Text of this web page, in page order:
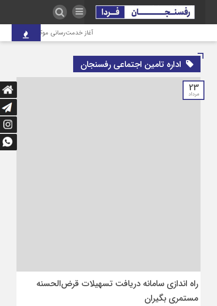
آغاز خدمت‌رسانی موکب درمانی
اداره تامین اجتماعی رفسنجان
23
مرداد
راه اندازی سامانه دریافت تسهیلات قرض‌الحسنه
مستمری بگیران